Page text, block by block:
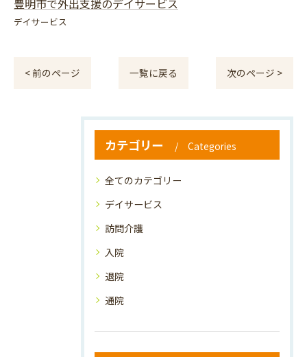
デイサービス
< 前のページ 一覧に戻る 次のページ >
カテゴリー Categories
全てのカテゴリー
デイサービス
訪問介護
入院
退院
通院